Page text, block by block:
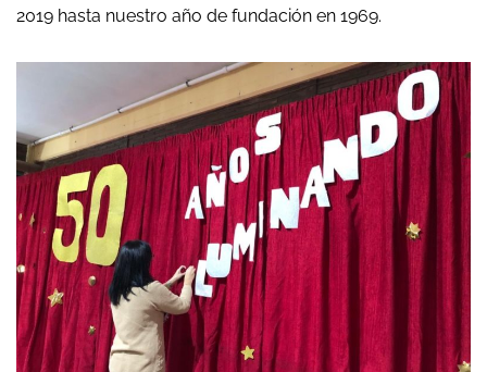
2019 hasta nuestro año de fundación en 1969.